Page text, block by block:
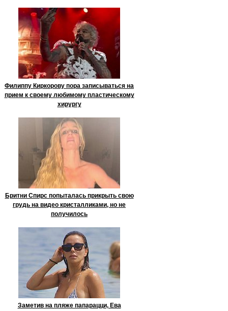
Филиппу Киркорову пора записываться на
прием к своему любимому пластическому
хирургу
Бритни Спирс попыталась прикрыть свою
грудь на видео кристалликами, но не
получилось
Заметив на пляже папарацци, Ева